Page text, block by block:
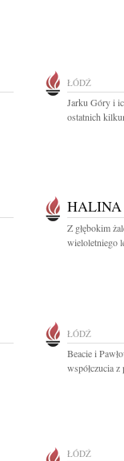
ŁÓDŹ
Jarku Góry i
ostatnich
Z głębokim
wieloletniego
ŁÓDŹ
Beacie i
współczucia
ŁÓDŹ